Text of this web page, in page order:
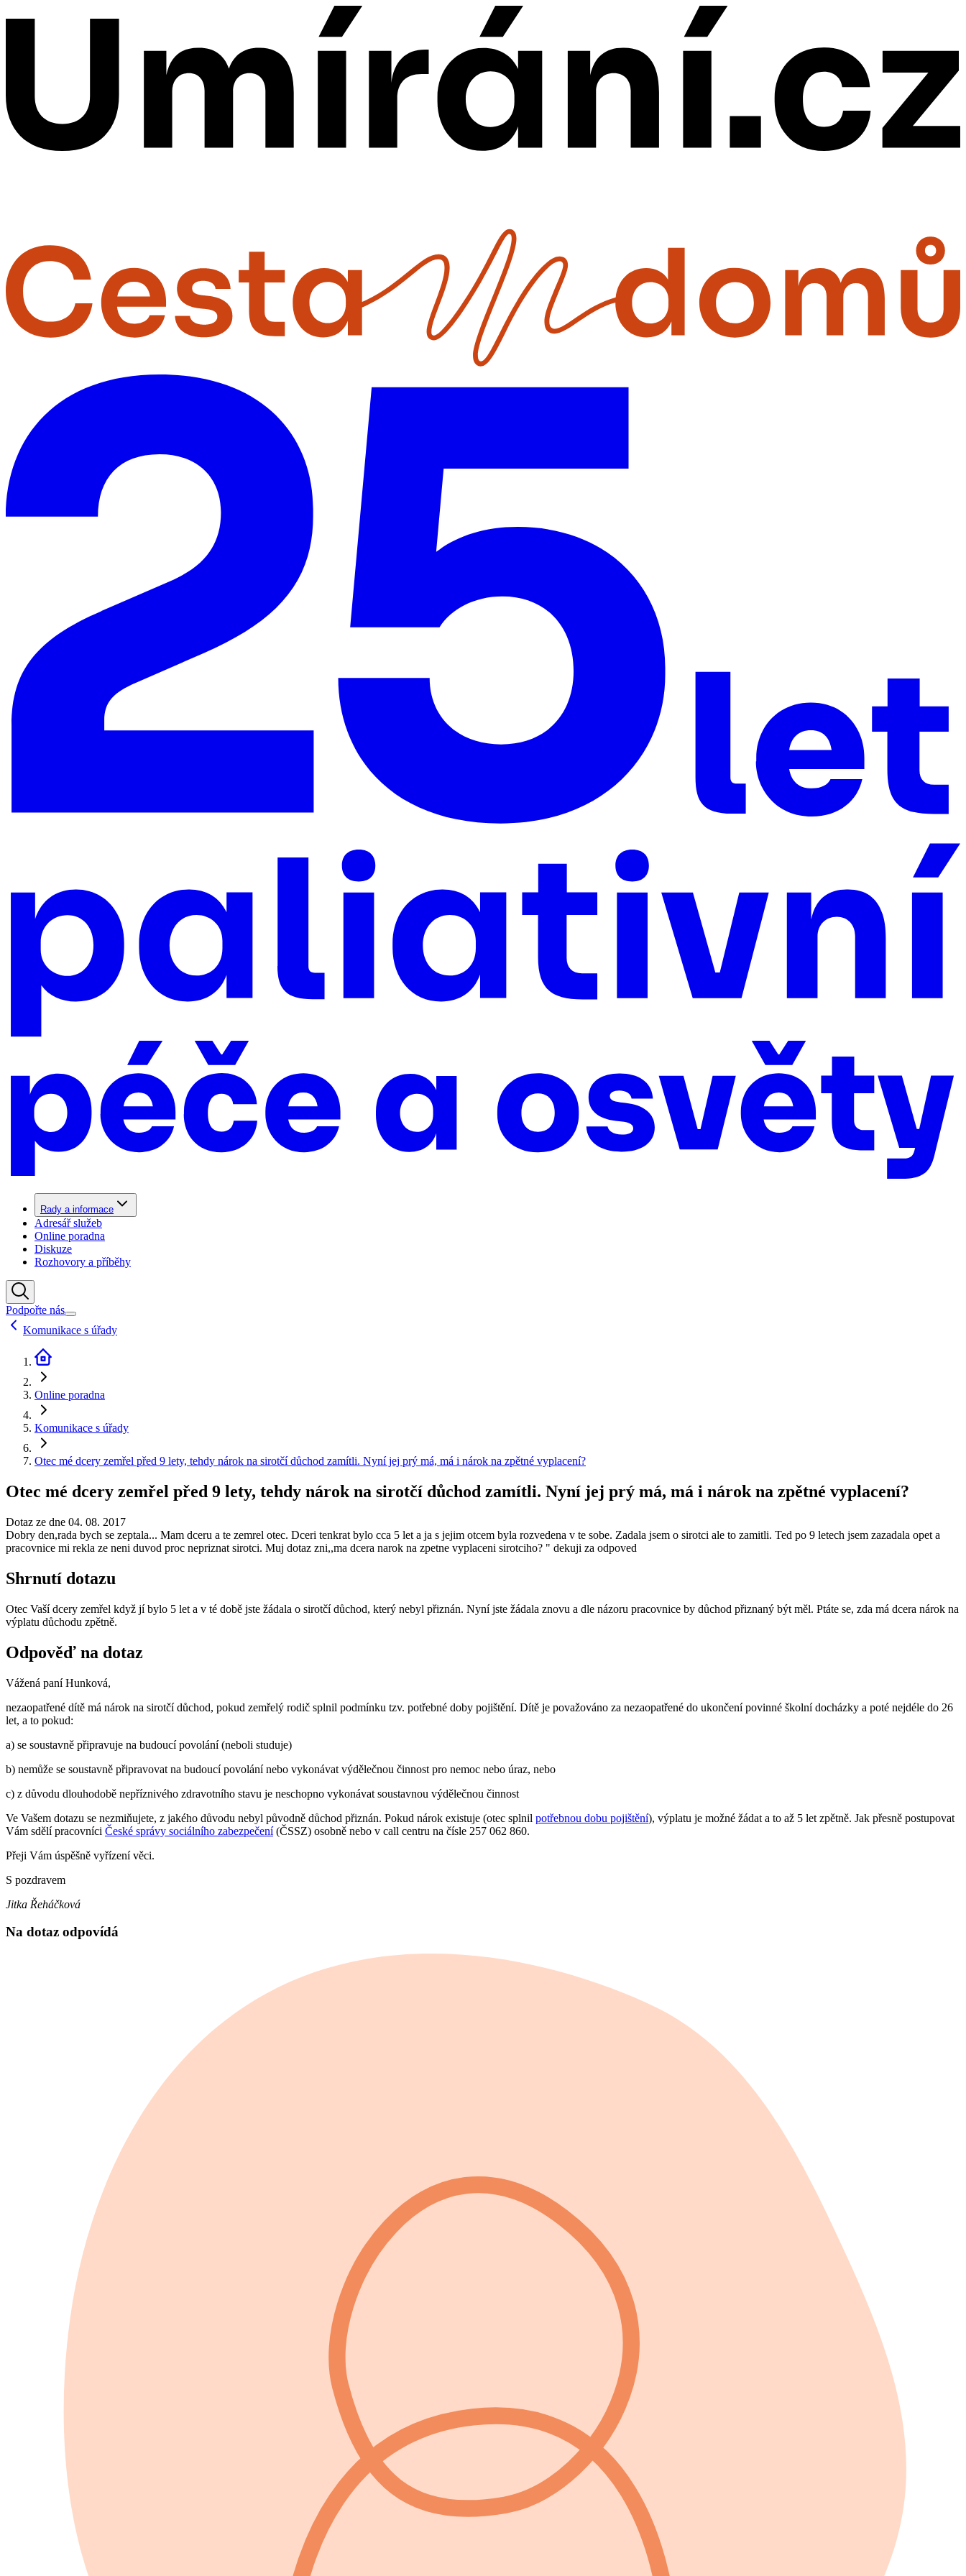
Rady a informace
Adresář služeb
Online poradna
Diskuze
Rozhovory a příběhy
Podpořte nás
Komunikace s úřady
Online poradna
Komunikace s úřady
Otec mé dcery zemřel před 9 lety, tehdy nárok na sirotčí důchod zamítli. Nyní jej prý má, má i nárok na zpětné vyplacení?
Otec mé dcery zemřel před 9 lety, tehdy nárok na sirotčí důchod zamítli. Nyní jej prý má, má i nárok na zpětné vyplacení?
Dotaz ze dne 04. 08. 2017
Dobry den,rada bych se zeptala... Mam dceru a te zemrel otec. Dceri tenkrat bylo cca 5 let a ja s jejim otcem byla rozvedena v te sobe. Zadala jsem o sirotci ale to zamitli. Ted po 9 letech jsem zazadala opet a
pracovnice mi rekla ze neni duvod proc nepriznat sirotci. Muj dotaz zni,,ma dcera narok na zpetne vyplaceni sirotciho? " dekuji za odpoved
Shrnutí dotazu
Otec Vaší dcery zemřel když jí bylo 5 let a v té době jste žádala o sirotčí důchod, který nebyl přiznán. Nyní jste žádala znovu a dle názoru pracovnice by důchod přiznaný být měl. Ptáte se, zda má dcera nárok na
výplatu důchodu zpětně.
Odpověď na dotaz
Vážená paní Hunková,
nezaopatřené dítě má nárok na sirotčí důchod, pokud zemřelý rodič splnil podmínku tzv. potřebné doby pojištění. Dítě je považováno za nezaopatřené do ukončení povinné školní docházky a poté nejdéle do 26
let, a to pokud:
a) se soustavně připravuje na budoucí povolání (neboli studuje)
b) nemůže se soustavně připravovat na budoucí povolání nebo vykonávat výdělečnou činnost pro nemoc nebo úraz, nebo
c) z důvodu dlouhodobě nepříznivého zdravotního stavu je neschopno vykonávat soustavnou výdělečnou činnost
Ve Vašem dotazu se nezmiňujete, z jakého důvodu nebyl původně důchod přiznán. Pokud nárok existuje (otec splnil potřebnou dobu pojištění), výplatu je možné žádat a to až 5 let zpětně. Jak přesně postupovat
Vám sdělí pracovníci České správy sociálního zabezpečení(ČSSZ) osobně nebo v call centru na čísle 257 062 860.
Přeji Vám úspěšně vyřízení věci.
S pozdravem
Jitka Řeháčková
Na dotaz odpovídá